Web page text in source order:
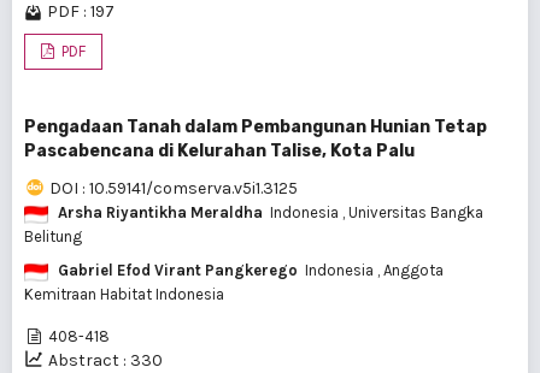
PDF : 197
PDF
Pengadaan Tanah dalam Pembangunan Hunian Tetap
Pascabencana di Kelurahan Talise, Kota Palu
DOI : 10.59141/comserva.v5i1.3125
Arsha Riyantikha Meraldha Indonesia , Universitas Bangka
Belitung
Gabriel Efod Virant Pangkerego Indonesia , Anggota
Kemitraan Habitat Indonesia
408-418
Abstract : 330